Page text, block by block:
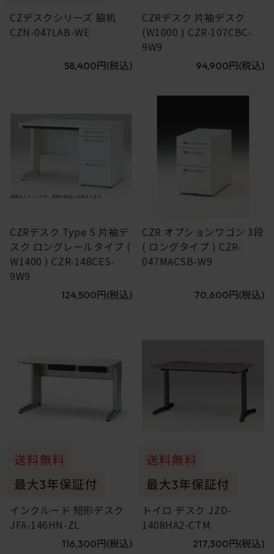
CZデスクシリーズ 脇机
CZN-047LAB-WE
58,400円 (税込)
CZRデスク 片袖デスク
(W1000 ) CZR-107CBC-
9W9
94,900円 (税込)
CZRデスク Type S 片袖デ
スク ロングレールタイプ (
W1400 ) CZR-148CES-
9W9
124,500円 (税込)
CZR オプションワゴン 3段
( ロングタイプ ) CZR-
047MACSB-W9
70,600円 (税込)
インクルード 短形デスク
JFA-146HN-ZL
116,300円 (税込)
トイロ デスク JZD-
1408HA2-CTM
217,300円 (税込)